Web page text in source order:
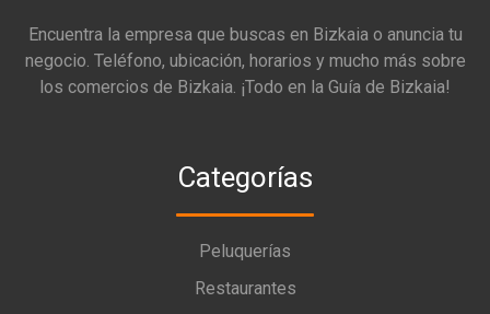
Encuentra la empresa que buscas en Bizkaia o anuncia tu
negocio. Teléfono, ubicación, horarios y mucho más sobre
los comercios de Bizkaia. ¡Todo en la Guía de Bizkaia!
Categorías
Peluquerías
Restaurantes